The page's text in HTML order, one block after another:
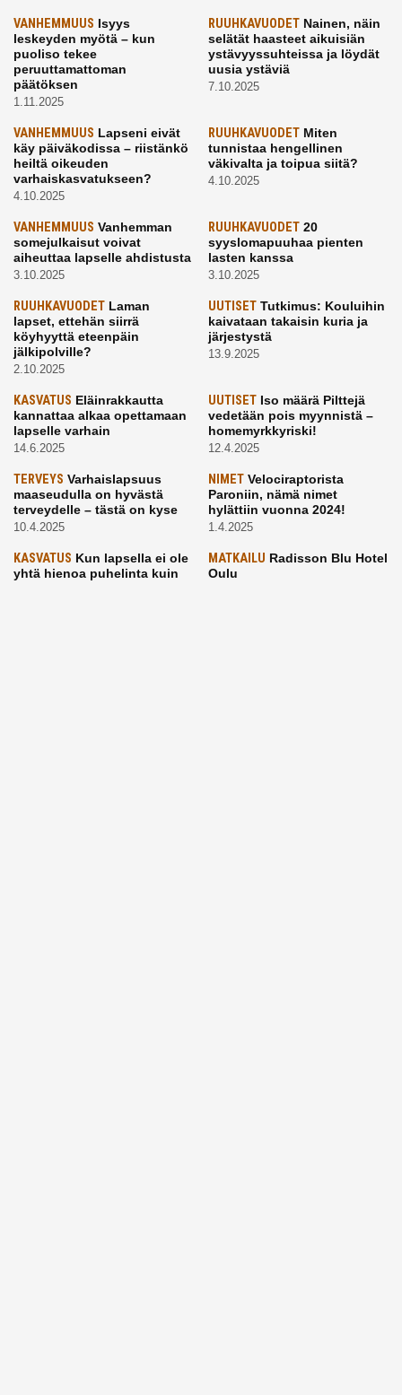
VANHEMMUUS Isyys
leskeyden myötä – kun
puoliso tekee
peruuttamattoman
päätöksen
1.11.2025
RUUHKAVUODETNainen, näin
selätät haasteet aikuisiän
ystävyyssuhteissa ja löydät
uusia ystäviä
7.10.2025
VANHEMMUUS Lapseni eivät
käy päiväkodissa – riistänkö
heiltä oikeuden
varhaiskasvatukseen?
4.10.2025
RUUHKAVUODETMiten
tunnistaa hengellinen
väkivalta ja toipua siitä?
4.10.2025
VANHEMMUUS Vanhemman
somejulkaisut voivat
aiheuttaa lapselle ahdistusta
3.10.2025
RUUHKAVUODET20
syyslomapuuhaa pienten
lasten kanssa
3.10.2025
RUUHKAVUODET Laman
lapset, ettehän siirrä
köyhyyttä eteenpäin
jälkipolville?
2.10.2025
UUTISETTutkimus: Kouluihin
kaivataan takaisin kuria ja
järjestystä
13.9.2025
KASVATUS Eläinrakkautta
kannattaa alkaa opettamaan
lapselle varhain
14.6.2025
UUTISETIso määrä Pilttejä
vedetään pois myynnistä –
homemyrkkyriski!
12.4.2025
TERVEYS Varhaislapsuus
maaseudulla on hyvästä
terveydelle – tästä on kyse
10.4.2025
NIMETVelociraptorista
Paroniin, nämä nimet
hylättiin vuonna 2024!
1.4.2025
KASVATUS Kun lapsella ei ole
yhtä hienoa puhelinta kuin
MATKAILU Radisson Blu Hotel
Oulu